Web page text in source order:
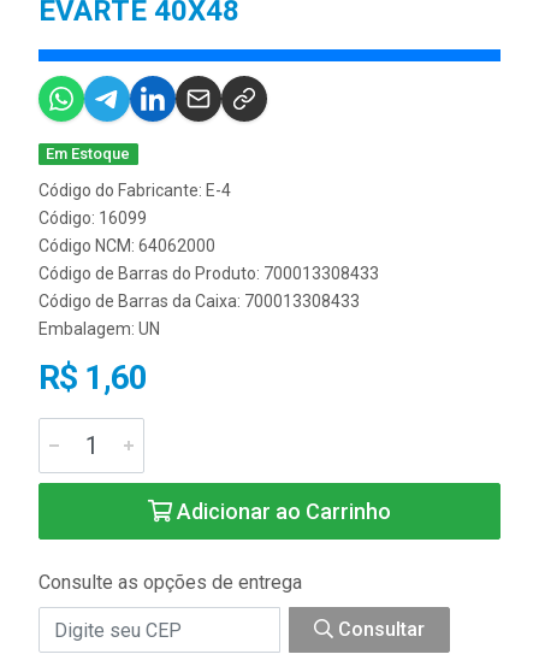
EVARTE 40X48
Em Estoque
Código do Fabricante: E-4
Código: 16099
Código NCM: 64062000
Código de Barras do Produto: 700013308433
Código de Barras da Caixa: 700013308433
Embalagem: UN
R$ 1,60
Adicionar ao Carrinho
Consulte as opções de entrega
Consultar